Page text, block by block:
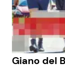
Giano del